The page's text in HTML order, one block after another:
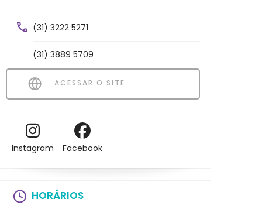
(31) 3222 5271
(31) 3889 5709
ACESSAR O SITE
Instagram Facebook
HORÁRIOS